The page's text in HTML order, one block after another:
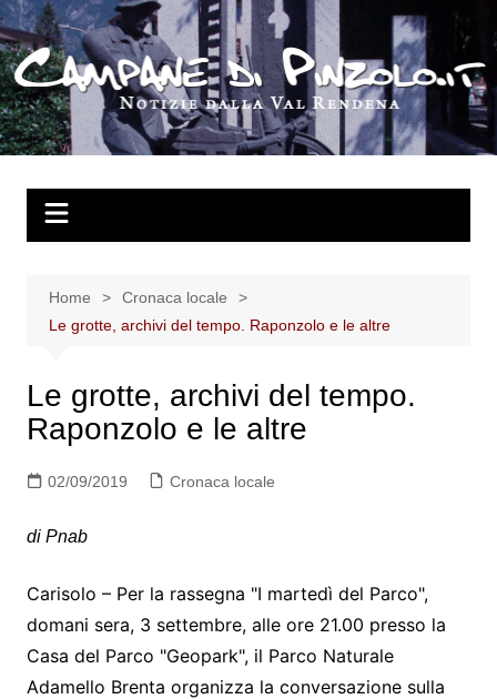
Salta
al
contenuto
Home
Cronaca locale
Le grotte, archivi del tempo. Raponzolo e le altre
Le grotte, archivi del tempo.
Raponzolo e le altre
02/09/2019 Cronaca locale
di Pnab
Carisolo – Per la rassegna "I martedì del Parco",
domani sera, 3 settembre, alle ore 21.00 presso la
Casa del Parco "Geopark", il Parco Naturale
Adamello Brenta organizza la conversazione sulla